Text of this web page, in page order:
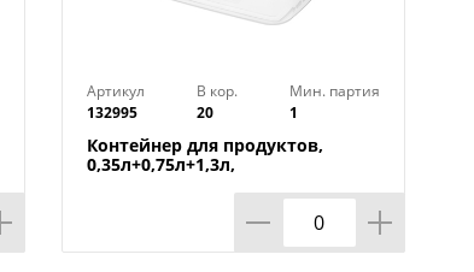
Артикул
132995
В кор.
20
Мин. партия
1
Контейнер для продуктов,
0,35л+0,75л+1,3л,